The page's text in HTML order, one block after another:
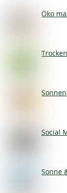
Öko
Social
Sonne